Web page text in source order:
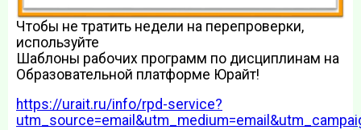
Чтобы не тратить недели на перепроверки,
используйте
Шаблоны рабочих программ по дисциплинам на
Образовательной платформе Юрайт!
https://urait.ru/info/rpd-service?